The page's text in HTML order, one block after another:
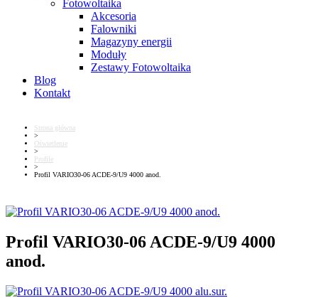
Fotowoltaika
Akcesoria
Falowniki
Magazyny energii
Moduły
Zestawy Fotowoltaika
Blog
Kontakt
Strona główna
>
Oświetlenie
>
Profile
>
Profil VARIO30-06 ACDE-9/U9 4000 anod.
Profil VARIO30-06 ACDE-9/U9 4000
anod.